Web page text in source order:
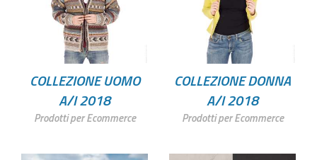
COLLEZIONE UOMO
A/I 2018
Prodotti per Ecommerce
COLLEZIONE DONNA
A/I 2018
Prodotti per Ecommerce